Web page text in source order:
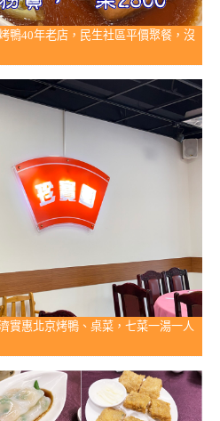
鴨40年老店，民生社區平價聚餐，沒
實惠北京烤鴨、桌菜，七菜一湯一人